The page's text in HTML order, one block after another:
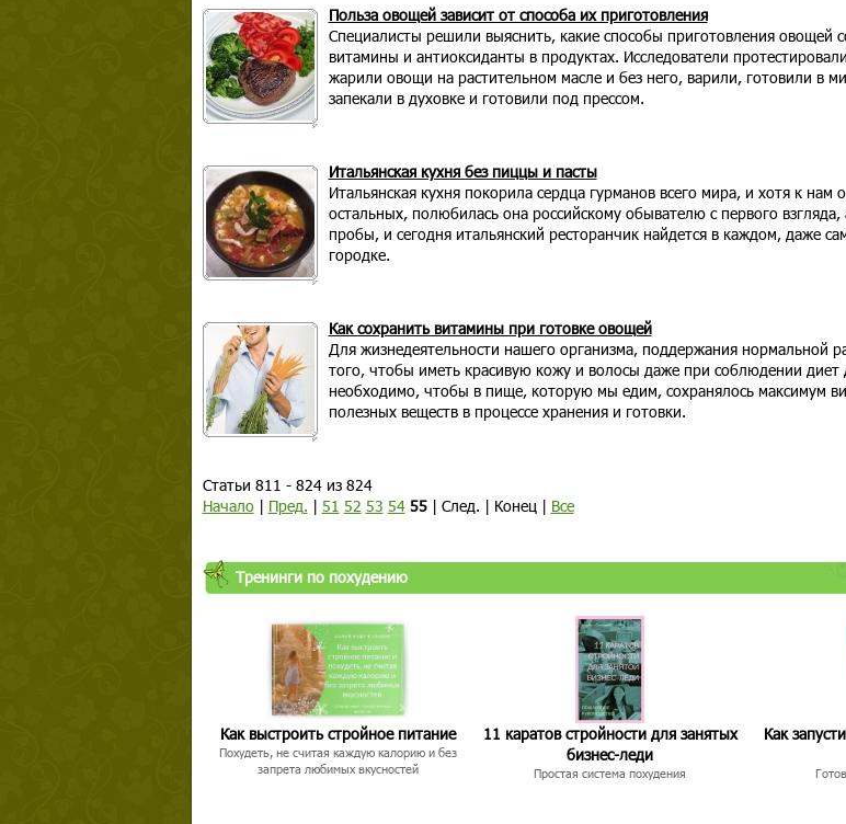
Польза овощей зависит от способа их приготовления
Специалисты решили выяснить, какие способы приготовления овощей
витамины и антиоксиданты в продуктах. Исследователи
жарили овощи на растительном масле и без него, варили, готовили в
запекали в духовке и готовили под прессом.
Итальянская кухня без пиццы и пасты
Итальянская кухня покорила сердца гурманов всего мира, и хотя к нам
остальных, полюбилась она российскому обывателю с первого взгляда,
пробы, и сегодня итальянский ресторанчик найдется в каждом, даже
городке.
Как сохранить витамины при готовке овощей
Для жизнедеятельности нашего организма, поддержания нормальной
того, чтобы иметь красивую кожу и волосы даже при соблюдении диет
необходимо, чтобы в пище, которую мы едим, сохранялось максимум
полезных веществ в процессе хранения и готовки.
Статьи 811 - 824 из 824
Начало| Пред. | 51 52 53 54 55| След. | Конец | Все
Тренинги по похудению
Как выстроить стройное питание
Похудеть, не считая каждую калорию и без
запрета любимых вкусностей
11 каратов стройности для занятых
бизнес-леди
Простая система похудения
Как